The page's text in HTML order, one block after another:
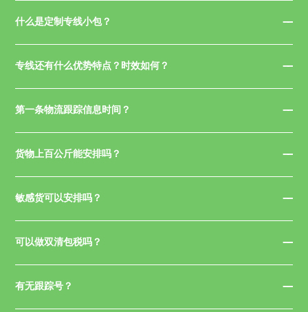
什么是定制专线小包？
专线还有什么优势特点？时效如何？
第一条物流跟踪信息时间？
货物上百公斤能安排吗？
敏感货可以安排吗？
可以做双清包税吗？
有无跟踪号？